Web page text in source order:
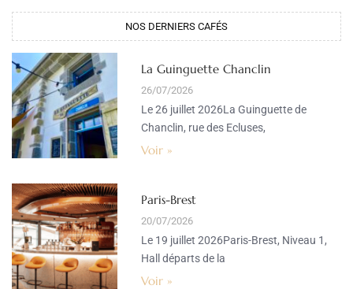
NOS DERNIERS CAFÉS
La Guinguette Chanclin
26/07/2026
Le 26 juillet 2026La Guinguette de
Chanclin, rue des Ecluses,
Voir »
Paris-Brest
20/07/2026
Le 19 juillet 2026Paris-Brest, Niveau 1,
Hall départs de la
Voir »